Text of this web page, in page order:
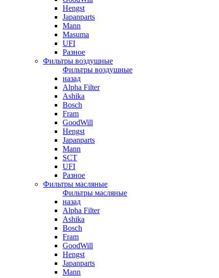
Hengst
Japanparts
Mann
Masuma
UFI
Разное
Фильтры воздушные
Фильтры воздушные
назад
Alpha Filter
Ashika
Bosch
Fram
GoodWill
Hengst
Japanparts
Mann
SCT
UFI
Разное
Фильтры масляные
Фильтры масляные
назад
Alpha Filter
Ashika
Bosch
Fram
GoodWill
Hengst
Japanparts
Mann